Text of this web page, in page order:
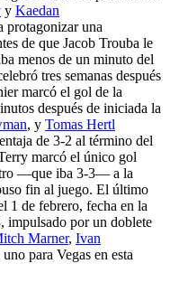
y Kaedan
protagonizar una
de que Jacob Trouba le
menos de un minuto del
tres semanas después
marcó el gol de la
después de iniciada la
, y Tomas Hertl
de 3-2 al término del
marcó el único gol
—que iba 3-3— a la
fin al juego. El último
1 de febrero, fecha en la
impulsado por un doblete
Marner, Ivan
para Vegas en esta